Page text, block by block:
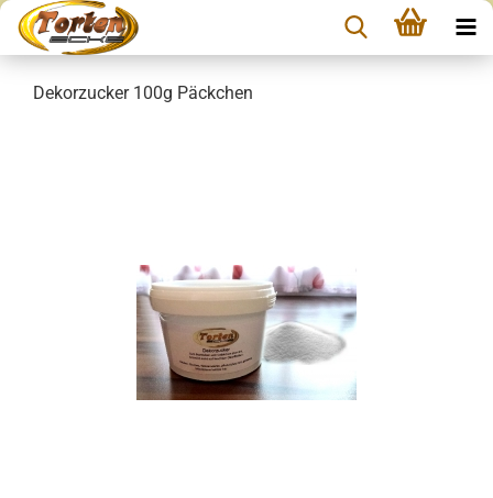
Dekorzucker 100g Päckchen